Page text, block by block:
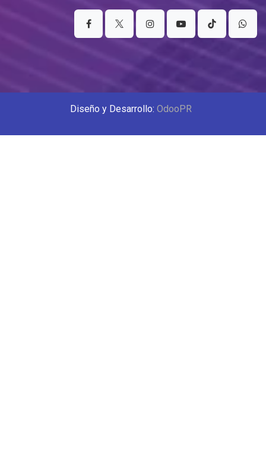
Diseño y Desarrollo: OdooPR